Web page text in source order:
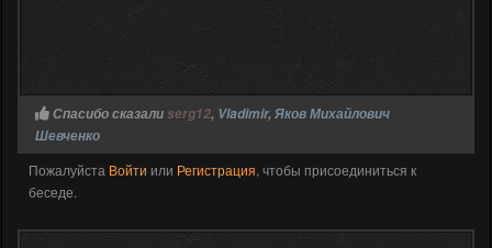
Спасибо сказалиserg12, Vladimir, Яков Михайлович
Шевченко
Пожалуйста Войти или Регистрация, чтобы присоединиться к
беседе.